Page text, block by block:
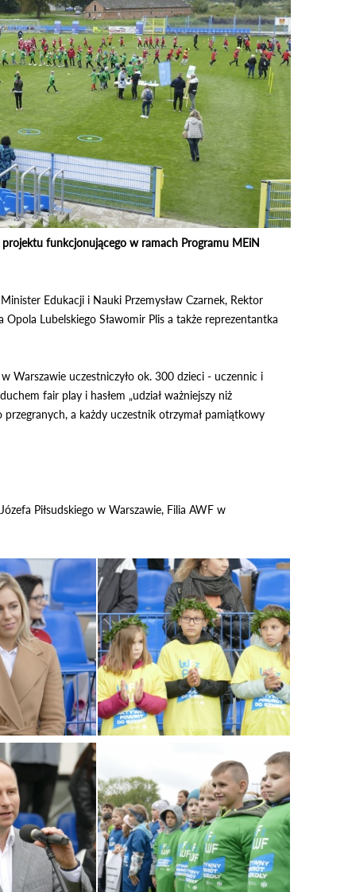
funkcjonującego w ramach Programu MEiN
Edukacji i Nauki Przemysław Czarnek, Rektor
Lubelskiego Sławomir Plis a także reprezentantka
uczestniczyło ok. 300 dzieci - uczennic i
fair play i hasłem „udział ważniejszy niż
a każdy uczestnik otrzymał pamiątkowy
Piłsudskiego w Warszawie, Filia AWF w